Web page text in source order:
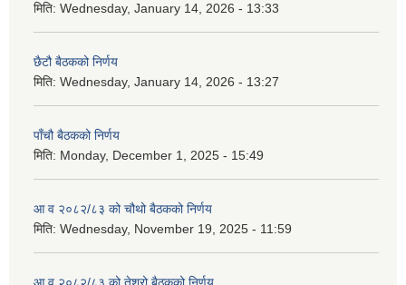
मिति: Wednesday, January 14, 2026 - 13:33
छैटौ बैठकको निर्णय
मिति: Wednesday, January 14, 2026 - 13:27
पाँचौ बैठकको निर्णय
मिति: Monday, December 1, 2025 - 15:49
आ व २०८२/८३ को चौथो बैठकको निर्णय
मिति: Wednesday, November 19, 2025 - 11:59